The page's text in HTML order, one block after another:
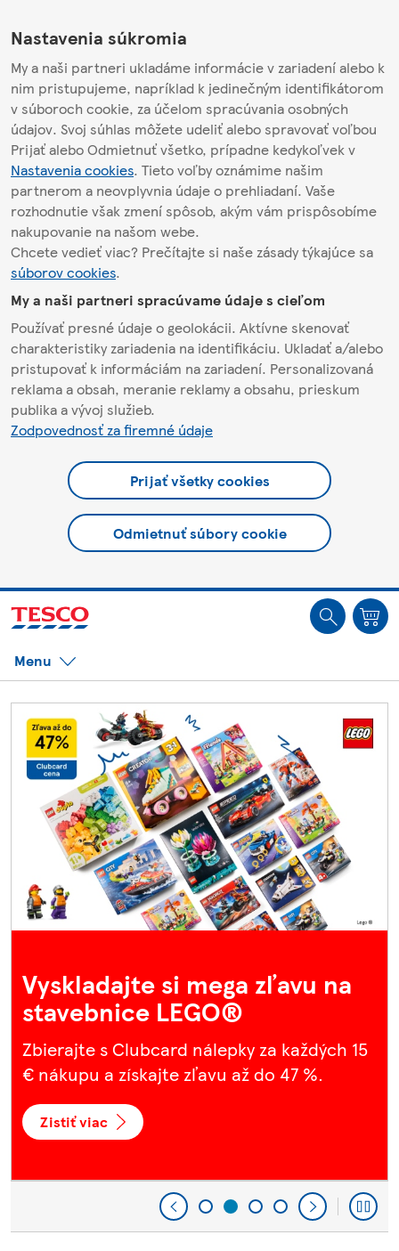
Nastavenia súkromia
My a naši partneri ukladáme informácie v zariadení alebo k
nim pristupujeme, napríklad k jedinečným identifikátorom
v súboroch cookie, za účelom spracúvania osobných
údajov. Svoj súhlas môžete udeliť alebo spravovať voľbou
Prijať alebo Odmietnuť všetko, prípadne kedykoľvek v
Nastavenia cookies. Tieto voľby oznámime našim
partnerom a neovplyvnia údaje o prehliadaní. Vaše
rozhodnutie však zmení spôsob, akým vám prispôsobíme
nakupovanie na našom webe.
Chcete vedieť viac? Prečítajte si naše zásady týkajúce sa
súborov cookies.
My a naši partneri spracúvame údaje s cieľom
Používať presné údaje o geolokácii. Aktívne skenovať
charakteristiky zariadenia na identifikáciu. Ukladať a/alebo
pristupovať k informáciám na zariadení. Personalizovaná
reklama a obsah, meranie reklamy a obsahu, prieskum
publika a vývoj služieb.
Zodpovednosť za firemné údaje
Prijať všetky cookies
Odmietnuť súbory cookie
Ste offline. Niektoré funkcie môžu byť nedostupné.
Menu
Vyskladajte si mega zľavu na
stavebnice LEGO®
Zbierajte s Clubcard nálepky za každých 15
€ nákupu a získajte zľavu až do 47 %.
Zistiť viac